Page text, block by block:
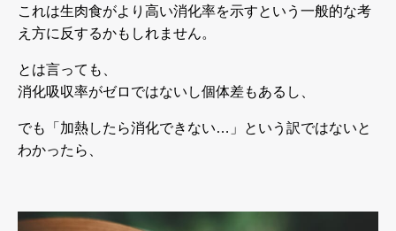
これは生肉食がより高い消化率を示すという一般的な考
え方に反するかもしれません。
とは言っても、
消化吸収率がゼロではないし個体差もあるし、
でも「加熱したら消化できない…」という訳ではないと
わかったら、